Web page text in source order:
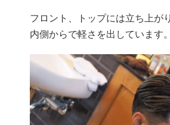
フロント、トップには立ち上が
内側からで軽さを出しています。